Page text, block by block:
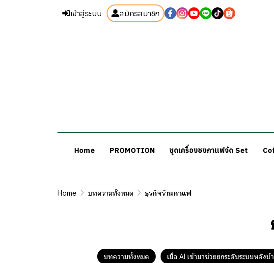
เข้าสู่ระบบ สมัครสมาชิก
Home PROMOTION ชุดเครื่องชงกาแฟจัด Set
Home บทความทั้งหมด ธุรกิจร้านกาแฟ
บทความทั้งหมด เมื่อ AI เข้ามาช่วยยกระดับระบบหลัง